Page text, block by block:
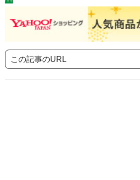
この記事のURL